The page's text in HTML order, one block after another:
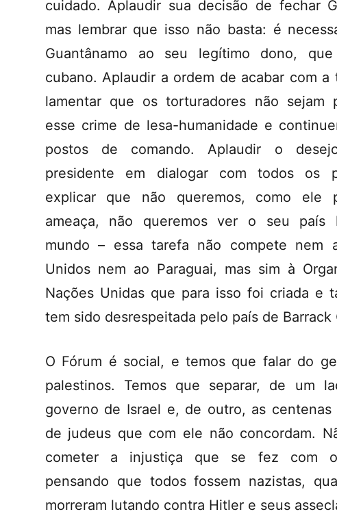
cuidado. Aplaudir sua decisão de fechar
mas lembrar que isso não basta: é
Guantânamo ao seu legítimo dono,
cubano. Aplaudir a ordem de acabar com a
lamentar que os torturadores não sejam
esse crime de lesa-humanidade e
postos de comando. Aplaudir o
presidente em dialogar com todos os
explicar que não queremos, como ele
ameaça, não queremos ver o seu país
mundo – essa tarefa não compete nem
Unidos nem ao Paraguai, mas sim à
Nações Unidas que para isso foi criada e
tem sido desrespeitada pelo país de Barrack
O Fórum é social, e temos que falar do
palestinos. Temos que separar, de um
governo de Israel e, de outro, as centenas
de judeus que com ele não concordam.
cometer a injustiça que se fez com
pensando que todos fossem nazistas,
morreram lutando contra Hitler e seus